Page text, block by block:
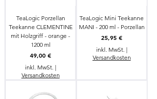
TeaLogic Porzellan
Teekanne CLEMENTINE
mit Holzgriff - orange -
1200 ml
Preis
49,00 €
inkl. MwSt. |
Versandkosten
TeaLogic Mini Teekanne
MANI - 200 ml - Porzellan
Preis
25,95 €
inkl. MwSt. |
Versandkosten